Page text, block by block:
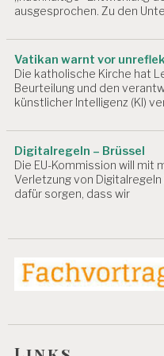
B
I
T
S
P
S
C
H
O
L
O
R
B
T
ausgesprochen. Zu den
Vatikan warnt vor
Die katholische Kirche hat
Beurteilung und den
künstlicher Intelligenz (KI)
Digitalregeln – Brüssel
Die EU-Kommission will mit
Verletzung von Digitalregeln
dafür sorgen, dass wir